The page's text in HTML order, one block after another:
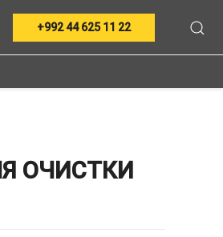
+992 44 625 11 22
ОЧИСТКИ